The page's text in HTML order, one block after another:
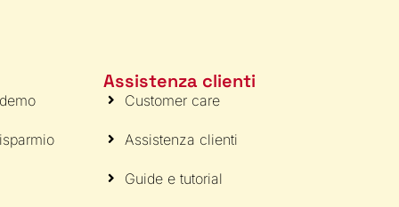
Assistenza clienti
Customer care
Assistenza clienti
Guide e tutorial